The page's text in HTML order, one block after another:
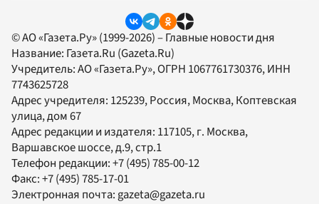
© АО «Газета.Ру» (1999-2026) – Главные новости дня
Название: Газета.Ru (Gazeta.Ru)
Учредитель:АО «Газета.Ру», ОГРН 1067761730376, ИНН
7743625728
Адрес учредителя: 125239, Россия, Москва, Коптевская
улица, дом 67
Адрес редакции и издателя: 117105, г. Москва,
Варшавское шоссе, д.9, стр.1
Телефон редакции:+7 (495) 785-00-12
Факс:+7 (495) 785-17-01
Электронная почта:gazeta@gazeta.ru